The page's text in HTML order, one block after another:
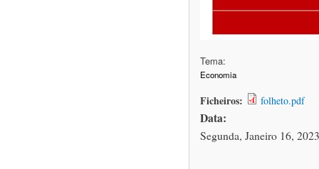
Tema:
Economia
Ficheiros: folheto.pdf
Data:
Segunda, Janeiro 16,